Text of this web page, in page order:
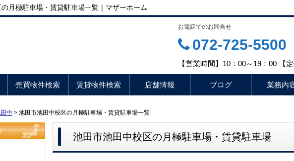
月極駐車場・賃貸駐車場一覧｜マザーホーム
お電話でのお問合せ
072-725-5500
【営業時間】10：00～19：00 【
売買物件検索 賃貸物件検索 店舗情報 ブログ 業務内
中 > 池田市池田中校区の月極駐車場・賃貸駐車場一覧
池田市池田中校区の月極駐車場・賃貸駐車場